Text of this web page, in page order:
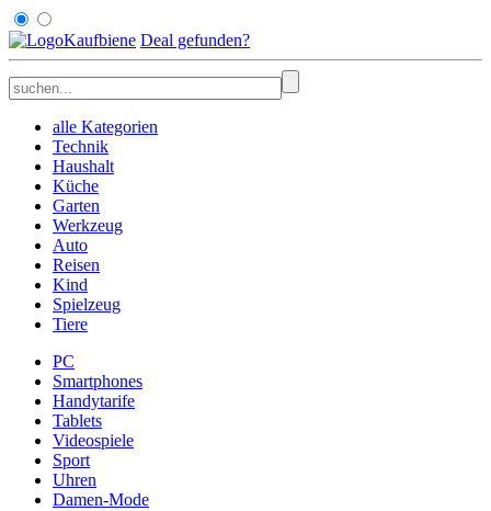
Kaufbiene Deal gefunden?
alle Kategorien
Technik
Haushalt
Küche
Garten
Werkzeug
Auto
Reisen
Kind
Spielzeug
Tiere
PC
Smartphones
Handytarife
Tablets
Videospiele
Sport
Uhren
Damen-Mode